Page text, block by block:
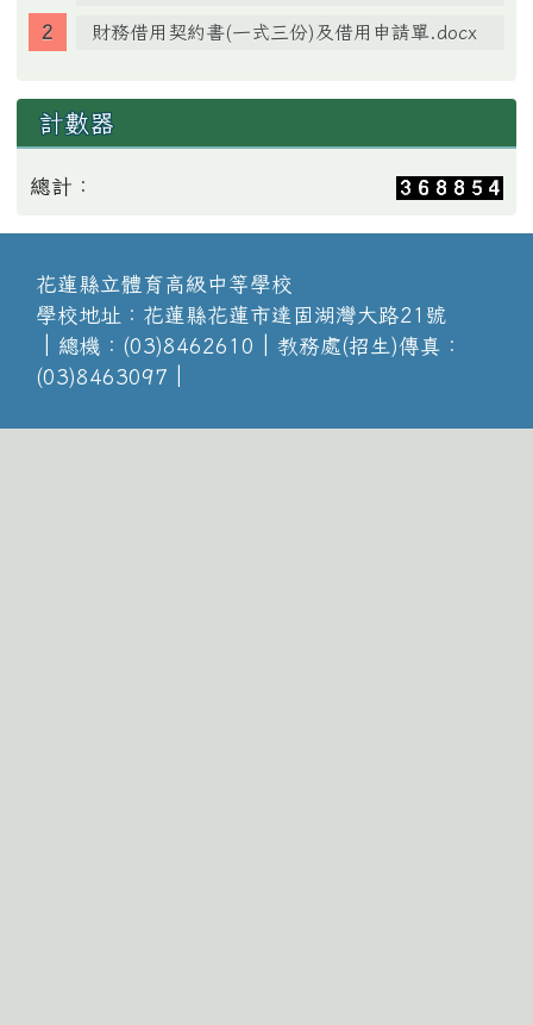
財務借用契約書(一式三份)及借用申請單.docx
計數器
總計：
花蓮縣立體育高級中等學校
學校地址：花蓮縣花蓮市達固湖灣大路21號
│總機：(03)8462610│教務處(招生)傳真：
(03)8463097│